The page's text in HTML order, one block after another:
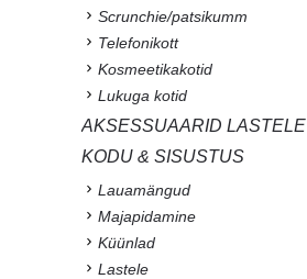
Scrunchie/patsikumm
Telefonikott
Kosmeetikakotid
Lukuga kotid
AKSESSUAARID LASTELE
KODU & SISUSTUS
Lauamängud
Majapidamine
Küünlad
Lastele